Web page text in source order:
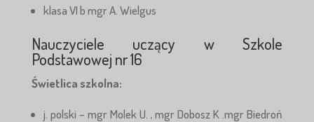
klasa VI b mgr A. Wielgus
Nauczyciele uczący w Szkole
Podstawowej nr 16
Świetlica szkolna:
j. polski – mgr Molek U. , mgr Dobosz K .mgr Biedroń